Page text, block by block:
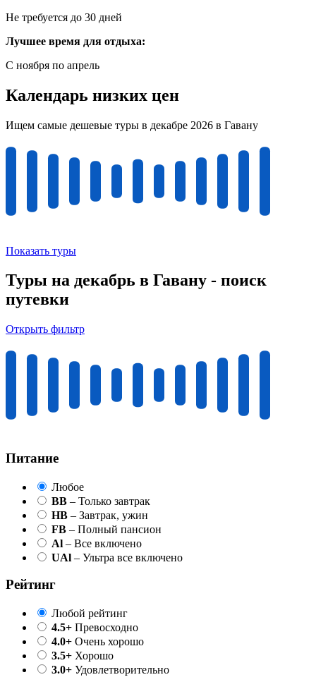
Не требуется до 30 дней
Лучшее время для отдыха:
С ноября по апрель
Календарь низких цен
Ищем самые дешевые туры в декабре 2026 в Гавану
Показать туры
Туры на декабрь в Гавану - поиск
путевки
Открыть фильтр
Питание
Любое
BB – Только завтрак
HB – Завтрак, ужин
FB – Полный пансион
Al – Все включено
UAl – Ультра все включено
Рейтинг
Любой рейтинг
4.5+ Превосходно
4.0+ Очень хорошо
3.5+ Хорошо
3.0+ Удовлетворительно